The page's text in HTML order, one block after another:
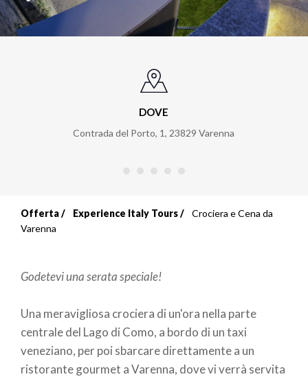
DOVE
Contrada del Porto, 1, 23829 Varenna
Briciole
pane
Offerta Experience Italy Tours
Crociera e Cena da
Varenna
Godetevi una serata speciale!
Una meravigliosa crociera di un'ora nella parte
centrale del Lago di Como, a bordo di un taxi
veneziano, per poi sbarcare direttamente a un
ristorante gourmet a Varenna, dove vi verrà servita